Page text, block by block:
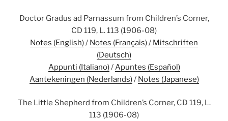
Doctor Gradus ad Parnassum from Children’s Corner,
CD 119, L. 113 (1906-08)
Notes (English)/ Notes (Français)/ Mitschriften
(Deutsch)
Appunti (Italiano)/ Apuntes (Español)
Aantekeningen (Nederlands)/ Notes (Japanese)
The Little Shepherd from Children’s Corner, CD 119, L.
113 (1906-08)